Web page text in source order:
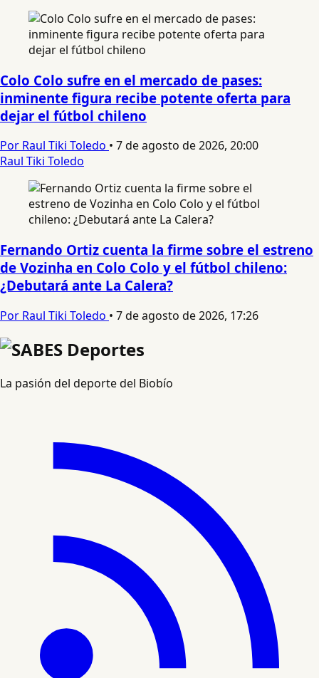
Colo Colo sufre en el mercado de pases:
inminente figura recibe potente oferta para
dejar el fútbol chileno
Por Raul Tiki Toledo • 7 de agosto de 2026, 20:00
Raul Tiki Toledo
Fernando Ortiz cuenta la firme sobre el estreno
de Vozinha en Colo Colo y el fútbol chileno:
¿Debutará ante La Calera?
Por Raul Tiki Toledo • 7 de agosto de 2026, 17:26
La pasión del deporte del Biobío